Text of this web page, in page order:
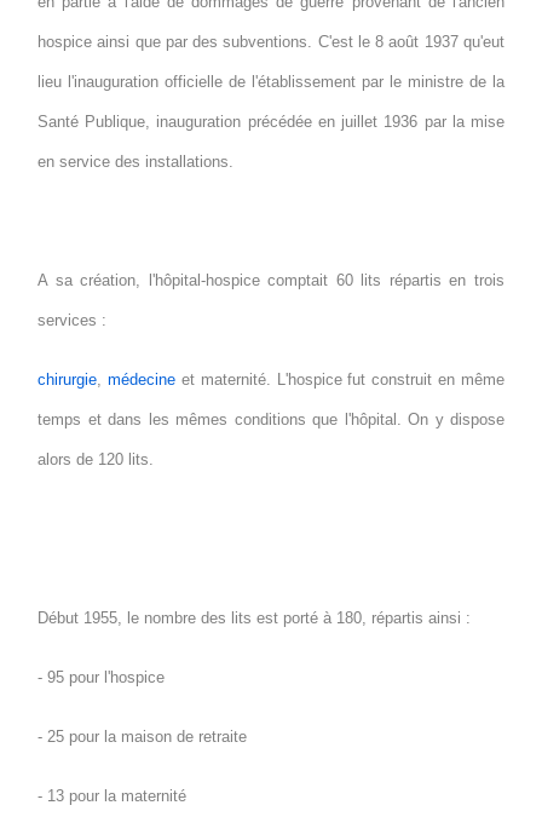
hospice ainsi que par des subventions. C'est le 8 août 1937 qu'eut
lieu l'inauguration officielle de l'établissement par le ministre de la
Santé Publique, inauguration précédée en juillet 1936 par la mise
en service des installations.
A sa création, l'hôpital-hospice comptait 60 lits répartis en trois
services :
chirurgie, médecineet maternité. L'hospice fut construit en même
temps et dans les mêmes conditions que l'hôpital. On y dispose
alors de 120 lits.
Début 1955, le nombre des lits est porté à 180, répartis ainsi :
- 95 pour l'hospice
- 25 pour la maison de retraite
- 13 pour la maternité